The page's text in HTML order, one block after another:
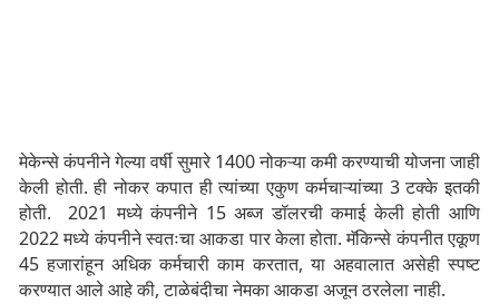
मेकेन्से कंपनीने गेल्या वर्षी सुमारे 1400 नोकऱ्या कमी करण्याची योजना जाही
केली होती. ही नोकर कपात ही त्यांच्या एकुण कर्मचाऱ्यांच्या 3 टक्के इतकी
होती. 2021 मध्ये कंपनीने 15 अब्ज डॉलरची कमाई केली होती आणि
2022 मध्ये कंपनीने स्वतःचा आकडा पार केला होता. मॅकिन्से कंपनीत एकूण
45 हजारांहून अधिक कर्मचारी काम करतात, या अहवालात असेही स्पष्ट
करण्यात आले आहे की, टाळेबंदीचा नेमका आकडा अजून ठरलेला नाही.